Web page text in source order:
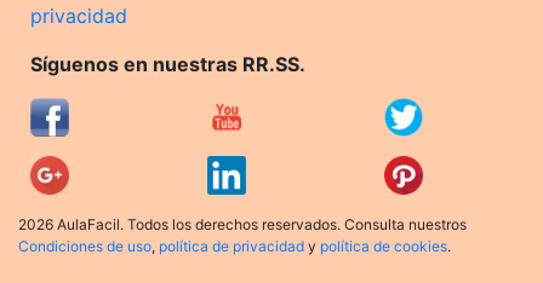
privacidad
Síguenos en nuestras RR.SS.
2026 AulaFacil. Todos los derechos reservados. Consulta nuestros
Condiciones de uso, política de privacidad y política de cookies.